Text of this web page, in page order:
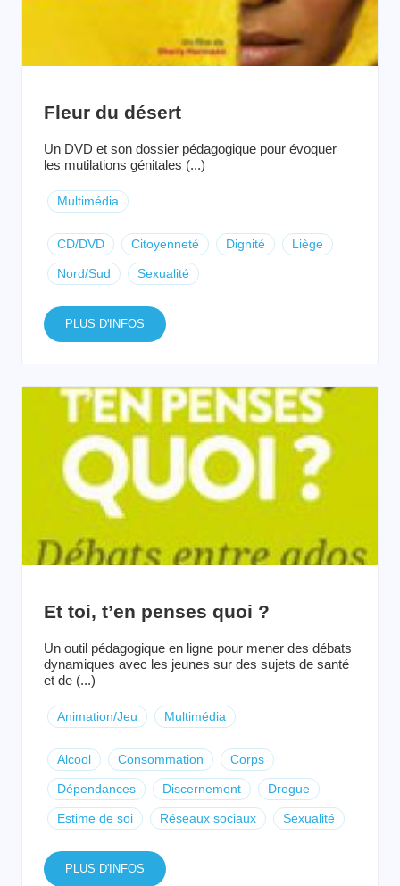
Fleur du désert
Un DVD et son dossier pédagogique pour évoquer
les mutilations génitales (...)
Multimédia
CD/DVD Citoyenneté Dignité Liège
Nord/Sud Sexualité
PLUS D'INFOS
Et toi, t’en penses quoi ?
Un outil pédagogique en ligne pour mener des débats
dynamiques avec les jeunes sur des sujets de santé
et de (...)
Animation/Jeu Multimédia
Alcool Consommation Corps
Dépendances Discernement Drogue
Estime de soi Réseaux sociaux Sexualité
PLUS D'INFOS